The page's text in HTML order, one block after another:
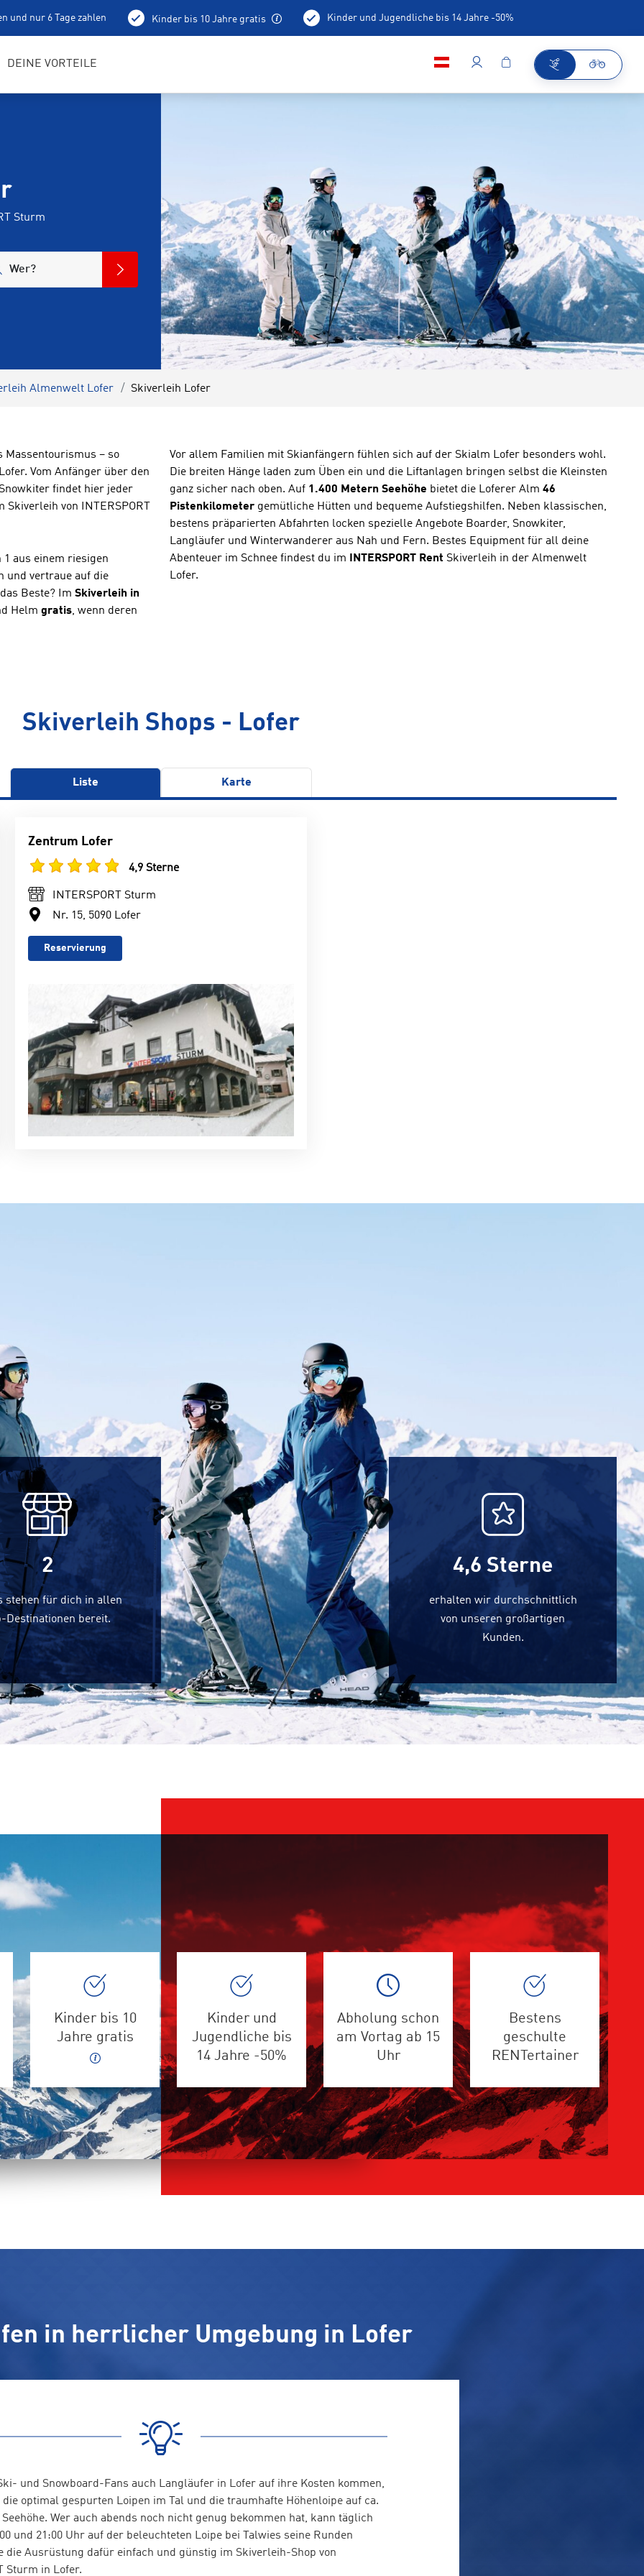
und nur 6 Tage zahlen Kinder bis 10 Jahre gratis Kinder und Jugendliche bis 14 Jahre -50%
DEINE VORTEILE
Sturm
Wer?
Almenwelt Lofer Skiverleih Lofer
Massentourismus – so
Vom Anfänger über den
findet hier jeder
von INTERSPORT
aus einem riesigen
und vertraue auf die
Beste? Im Skiverleih in
Helm gratis, wenn deren
Vor allem Familien mit Skianfängern fühlen sich auf der Skialm Lofer besonders wohl.
Die breiten Hänge laden zum Üben ein und die Liftanlagen bringen selbst die Kleinsten
ganz sicher nach oben. Auf 1.400 Metern Seehöhe bietet die Loferer Alm 46
Pistenkilometer gemütliche Hütten und bequeme Aufstiegshilfen. Neben klassischen,
bestens präparierten Abfahrten locken spezielle Angebote Boarder, Snowkiter,
Langläufer und Winterwanderer aus Nah und Fern. Bestes Equipment für all deine
Abenteuer im Schnee findest du im INTERSPORT Rent Skiverleih in der Almenwelt
Lofer.
Skiverleih Shops - Lofer
Liste Karte
Zentrum Lofer
4,9 Sterne
INTERSPORT Sturm
Nr. 15, 5090 Lofer
Reservierung
2
stehen für dich in allen
Destinationen bereit.
4,6 Sterne
erhalten wir durchschnittlich
von unseren großartigen
Kunden.
Kinder bis 10
Jahre gratis
Kinder und
Jugendliche bis
14 Jahre -50%
Abholung schon
am Vortag ab 15
Uhr
Bestens
geschulte
RENTertainer
in herrlicher Umgebung in Lofer
und Snowboard-Fans auch Langläufer in Lofer auf ihre Kosten kommen,
optimal gespurten Loipen im Tal und die traumhafte Höhenloipe auf ca.
Seehöhe. Wer auch abends noch nicht genug bekommen hat, kann täglich
und 21:00 Uhr auf der beleuchteten Loipe bei Talwies seine Runden
die Ausrüstung dafür einfach und günstig im Skiverleih-Shop von
Sturm in Lofer.